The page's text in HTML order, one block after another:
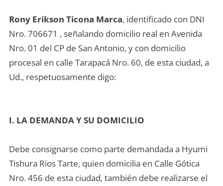
Rony Erikson Ticona Marca, identificado con DNI
Nro. 706671 , señalando domicilio real en Avenida
Nro. 01 del CP de San Antonio, y con domicilio
procesal en calle Tarapacá Nro. 60, de esta ciudad, a
Ud., respetuosamente digo:
I. LA DEMANDA Y SU DOMICILIO
Debe consignarse como parte demandada a Hyumi
Tishura Rios Tarte, quien domicilia en Calle Gótica
Nro. 456 de esta ciudad, también debe realizarse el